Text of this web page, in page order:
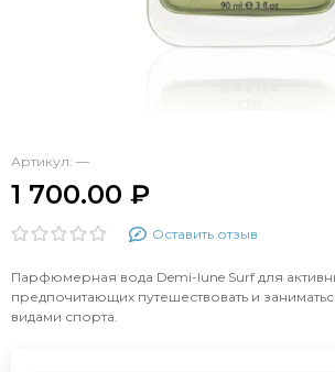
Артикул: —
1 700.00 ₽
Оставить отзыв
Парфюмерная вода Demi-lune Surf для
предпочитающих путешествовать и
видами спорта.